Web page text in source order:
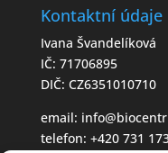
Kontaktní údaje
Ivana Švandelíková
IČ: 71706895
DIČ: CZ6351010710
email:
telefon: +420 731